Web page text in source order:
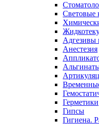
Световые
Адгезивы
Анестезия
Герметики
Гипсы
Гигиена.